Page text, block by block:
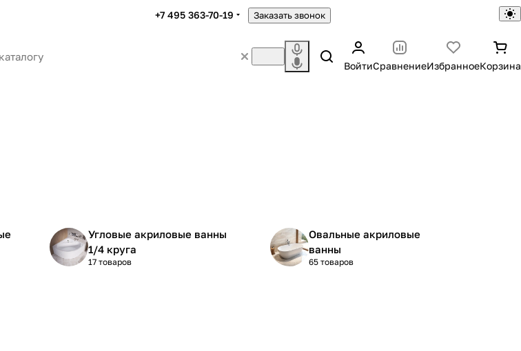
+7 495 363-70-19 Заказать звонок
ВойтиСравнениеИзбранноеКорзина
Угловые акриловые ванны
1/4 круга
17 товаров
Овальные акриловые
ванны
65 товаров